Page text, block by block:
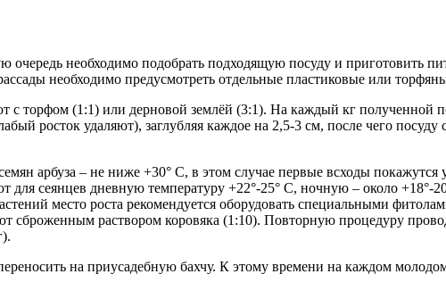
очередь необходимо подобрать подходящую посуду и приготовить
необходимо предусмотреть отдельные пластиковые или
с торфом (1:1) или дерновой землёй (3:1). На каждый кг полученной
росток удаляют), заглубляя каждое на 2,5-3 см, после чего
арбуза – не ниже +30° C, в этом случае первые всходы
для сеянцев дневную температуру +22°-25° C, ночную – около +18°-
место роста рекомендуется оборудовать специальными
сброженным раствором коровяка (1:10). Повторную процедуру
на приусадебную бахчу. К этому времени на каждом